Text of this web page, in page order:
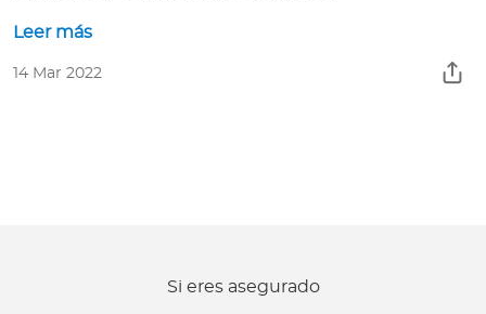
Leer más
14 Mar 2022
Si eres asegurado